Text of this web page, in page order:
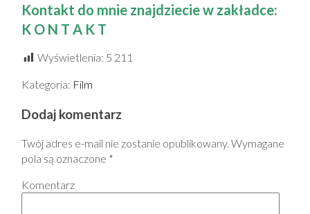
Kontakt do mnie znajdziecie w zakładce:
K O N T A K T
Wyświetlenia: 5 211
Kategoria: Film
Dodaj komentarz
Twój adres e-mail nie zostanie opublikowany. Wymagane
pola są oznaczone *
Komentarz